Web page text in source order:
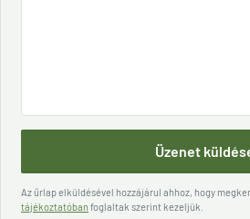
Üzenet
Az űrlap elküldésével hozzájárul ahhoz, hogy
tájékoztatóban foglaltak szerint kezeljük.